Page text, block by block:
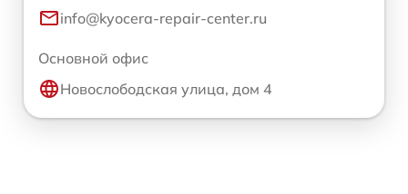
info@kyocera-repair-center.ru
Основной офис
Новослободская улица, дом 4